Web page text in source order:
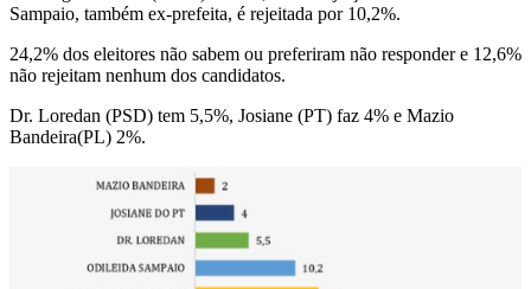
Sampaio, também ex-prefeita, é rejeitada por 10,2%.
24,2% dos eleitores não sabem ou preferiram não responder e 12,6%
não rejeitam nenhum dos candidatos.
Dr. Loredan (PSD) tem 5,5%, Josiane (PT) faz 4% e Mazio
Bandeira(PL) 2%.